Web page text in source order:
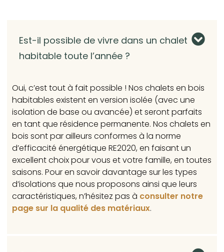
Est-il possible de vivre dans un chalet
habitable toute l’année ?
Oui, c’est tout à fait possible ! Nos chalets en bois
habitables existent en version isolée (avec une
isolation de base ou avancée) et seront parfaits
en tant que résidence permanente. Nos chalets en
bois sont par ailleurs conformes à la norme
d’efficacité énergétique RE2020, en faisant un
excellent choix pour vous et votre famille, en toutes
saisons. Pour en savoir davantage sur les types
d’isolations que nous proposons ainsi que leurs
caractéristiques, n’hésitez pas à consulter notre
page sur la qualité des matériaux.